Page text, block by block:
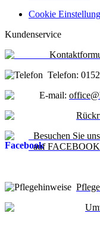
Cookie
Kundenservice
Telefon:
E-mail:
Besuchen Sie uns
auf FACEBOOK